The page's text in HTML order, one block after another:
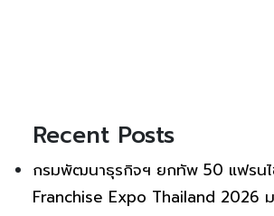
Recent Posts
กรมพัฒนาธุรกิจฯ ยกทัพ 50 แฟรนไ
Franchise Expo Thailand 2026